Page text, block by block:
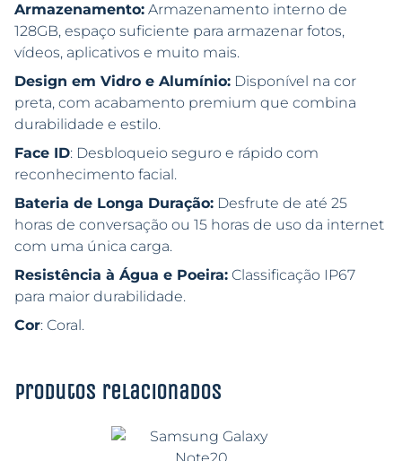
Armazenamento: Armazenamento interno de
128GB, espaço suficiente para armazenar fotos,
vídeos, aplicativos e muito mais.
Design em Vidro e Alumínio: Disponível na cor
preta, com acabamento premium que combina
durabilidade e estilo.
Face ID: Desbloqueio seguro e rápido com
reconhecimento facial.
Bateria de Longa Duração: Desfrute de até 25
horas de conversação ou 15 horas de uso da internet
com uma única carga.
Resistência à Água e Poeira: Classificação IP67
para maior durabilidade.
Cor: Coral.
Produtos relacionados